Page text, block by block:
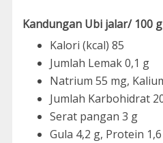
Kandungan Ubi jalar/ 100
Kalori (kcal) 85
Jumlah Lemak 0,1 g
Natrium 55 mg,
Jumlah Karbohidrat
Serat pangan 3 g
Gula 4,2 g, Protein